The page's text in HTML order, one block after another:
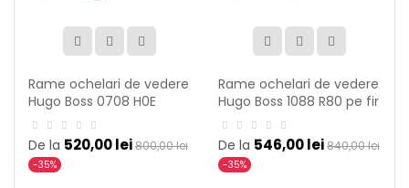
Rame ochelari de vedere
Hugo Boss 0708 H0E
De la 520,00 lei800,00 lei
-35%
Rame ochelari de vedere
Hugo Boss 1088 R80 pe fir
De la 546,00 lei840,00 lei
-35%